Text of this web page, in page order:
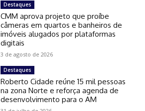
Destaques
CMM aprova projeto que proíbe
câmeras em quartos e banheiros de
imóveis alugados por plataformas
digitais
3 de agosto de 2026
Destaques
Roberto Cidade reúne 15 mil pessoas
na zona Norte e reforça agenda de
desenvolvimento para o AM